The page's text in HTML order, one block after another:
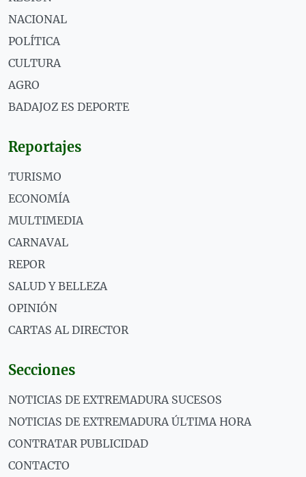
NACIONAL
POLÍTICA
CULTURA
AGRO
BADAJOZ ES DEPORTE
Reportajes
TURISMO
ECONOMÍA
MULTIMEDIA
CARNAVAL
REPOR
SALUD Y BELLEZA
OPINIÓN
CARTAS AL DIRECTOR
Secciones
NOTICIAS DE EXTREMADURA SUCESOS
NOTICIAS DE EXTREMADURA ÚLTIMA HORA
CONTRATAR PUBLICIDAD
CONTACTO